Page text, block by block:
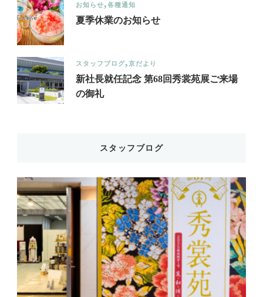
お知らせ 各種通知
夏季休業のお知らせ
スタッフブログ 京だより
新社長就任記念 第68回秀裳苑展ご来場
の御礼
スタッフブログ